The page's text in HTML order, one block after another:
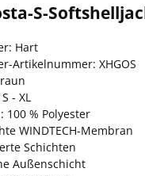
S-
Hart
Artikelnummer: XHGOS
- XL
100 % Polyester
WINDTECH-Membran
Schichten
Außenschicht